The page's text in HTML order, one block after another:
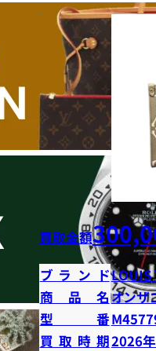
買取金額
ブランドLOUIS
商品名オンザ
型番
買取時期2026